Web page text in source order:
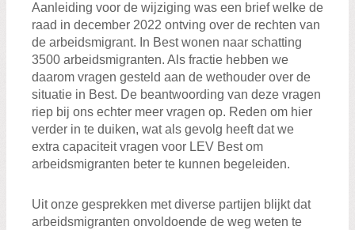
Aanleiding voor de wijziging was een brief welke de
raad in december 2022 ontving over de rechten van
de arbeidsmigrant. In Best wonen naar schatting
3500 arbeidsmigranten. Als fractie hebben we
daarom vragen gesteld aan de wethouder over de
situatie in Best. De beantwoording van deze vragen
riep bij ons echter meer vragen op. Reden om hier
verder in te duiken, wat als gevolg heeft dat we
extra capaciteit vragen voor LEV Best om
arbeidsmigranten beter te kunnen begeleiden.
Uit onze gesprekken met diverse partijen blijkt dat
arbeidsmigranten onvoldoende de weg weten te